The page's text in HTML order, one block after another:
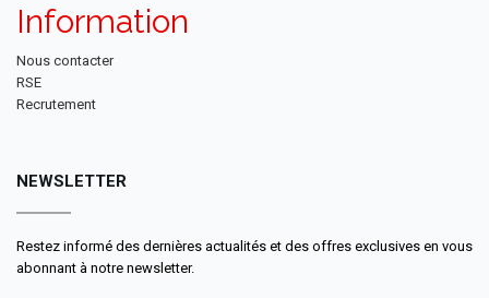
Information
Nous contacter
RSE
Recrutement
NEWSLETTER
Restez informé des dernières actualités et des offres exclusives en vous
abonnant à notre newsletter.